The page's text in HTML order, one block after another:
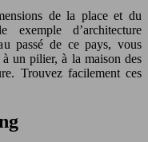
de la place et du
d’architecture
passé de ce pays, vous
un pilier, à la maison des
Trouvez facilement ces